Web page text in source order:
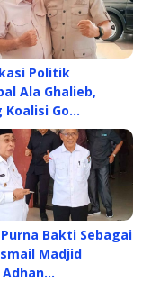
Politik
Ala Ghalieb,
Koalisi Go…
Bakti Sebagai
Madjid
Adhan…